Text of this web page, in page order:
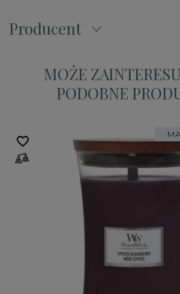
Producent
MOŻE
PODOBNE
favorite_border